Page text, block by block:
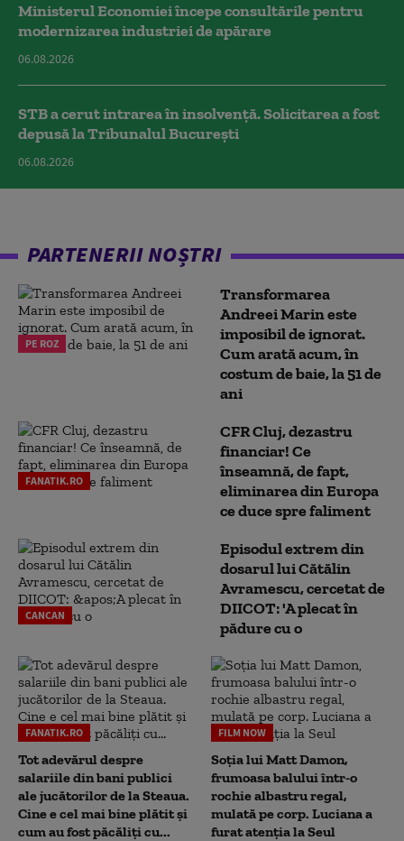
Ministerul Economiei începe consultările pentru
modernizarea industriei de apărare
06.08.2026
STB a cerut intrarea în insolvență. Solicitarea a fost
depusă la Tribunalul București
06.08.2026
PARTENERII NOȘTRI
PE ROZ
Transformarea
Andreei Marin este
imposibil de ignorat.
Cum arată acum, în
costum de baie, la 51 de
ani
FANATIK.RO
CFR Cluj, dezastru
financiar! Ce
înseamnă, de fapt,
eliminarea din Europa
ce duce spre faliment
CANCAN
Episodul extrem din
dosarul lui Cătălin
Avramescu, cercetat de
DIICOT: 'A plecat în
pădure cu o
FANATIK.RO
Tot adevărul despre
salariile din bani publici
ale jucătorilor de la Steaua.
Cine e cel mai bine plătit și
cum au fost păcăliți cu...
FILM NOW
Soția lui Matt Damon,
frumoasa balului într-o
rochie albastru regal,
mulată pe corp. Luciana a
furat atenția la Seul